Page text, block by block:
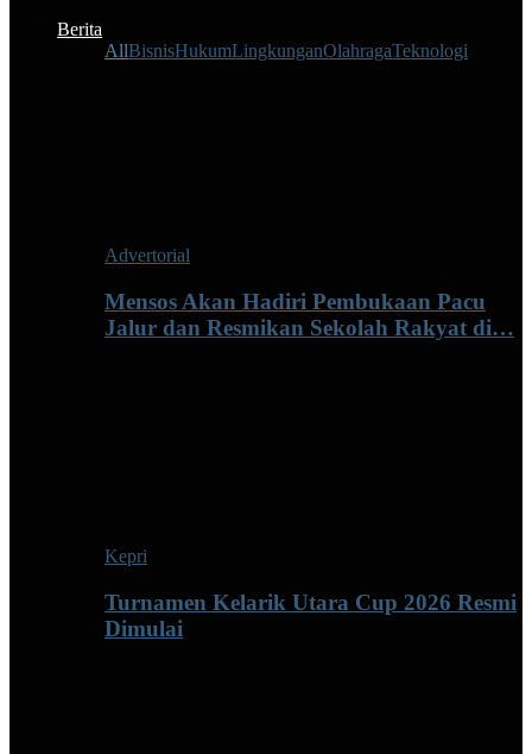
Berita
AllBisnisHukumLingkunganOlahragaTeknologi
Advertorial
Mensos Akan Hadiri Pembukaan Pacu
Jalur dan Resmikan Sekolah Rakyat di…
Kepri
Turnamen Kelarik Utara Cup 2026 Resmi
Dimulai